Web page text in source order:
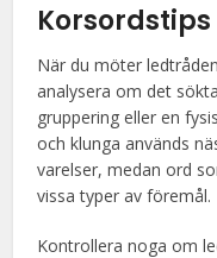
När du möter
analysera om det
gruppering eller en
och klunga används
varelser, medan ord
vissa typer av föremål.
Kontrollera noga om